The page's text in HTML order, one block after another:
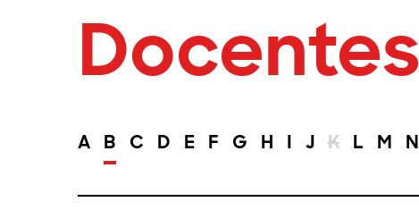
Docentes
A B C D E F G H I J K L M N